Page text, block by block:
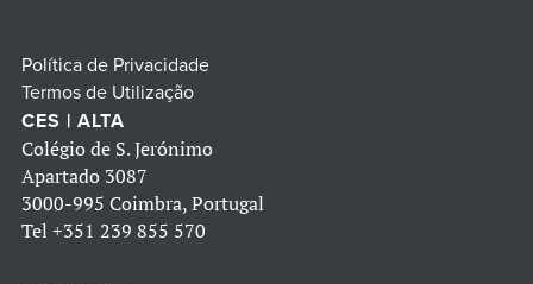
Política de Privacidade
Termos de Utilização
CES | ALTA
Colégio de S. Jerónimo
Apartado 3087
3000-995 Coimbra, Portugal
Tel +351 239 855 570